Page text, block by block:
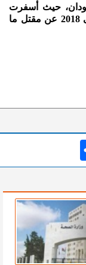
حيث أسفرت
الحرب الأهلية التي دارت رحاها من 2013 إلى 2018 عن مقتل ما